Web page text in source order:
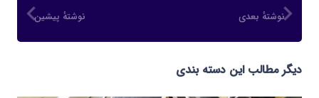
نوشتهٔ پیشین نوشتهٔ بعدی
دیگر مطالب این دسته بندی